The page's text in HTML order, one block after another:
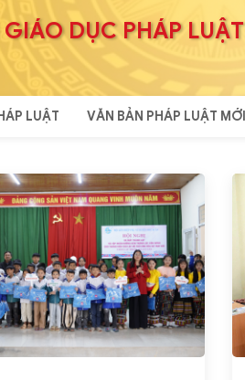
DỤC PHÁP LUẬT
LUẬT VĂN BẢN PHÁP LUẬT MỚI